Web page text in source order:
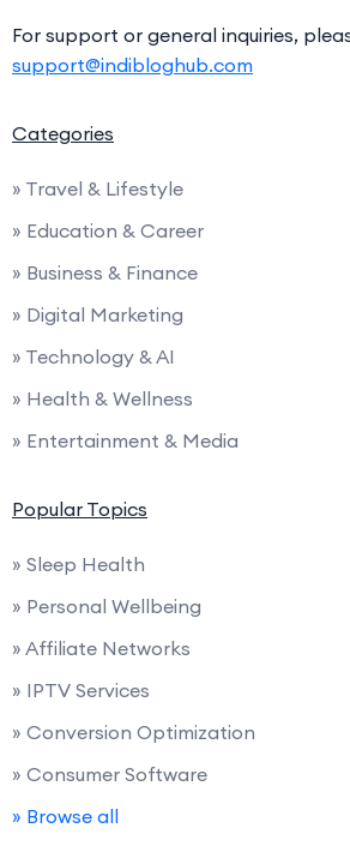
For support or general inquiries,
support@indibloghub.com
Categories
» Travel & Lifestyle
» Education & Career
» Business & Finance
» Digital Marketing
» Technology & AI
» Health & Wellness
» Entertainment & Media
Popular Topics
» Sleep Health
» Personal Wellbeing
» Affiliate Networks
» IPTV Services
» Conversion Optimization
» Consumer Software
» Browse all